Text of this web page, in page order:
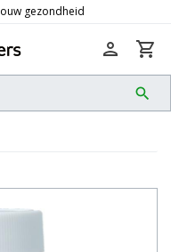
search
person shopping_cart